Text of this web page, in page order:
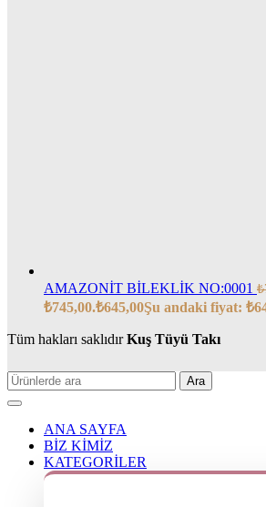
AMAZONİT BİLEKLİK NO:0001 ₺
₺745,00.₺645,00Şu andaki fiyat:
Tüm hakları saklıdırKuş Tüyü Takı
Ara
ANA SAYFA
BİZ KİMİZ
KATEGORİLER